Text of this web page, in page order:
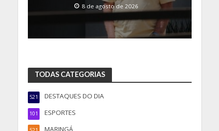
8 de agosto de 2026
TODAS CATEGORIAS
DESTAQUES DO DIA
521
ESPORTES
101
MARINGÁ